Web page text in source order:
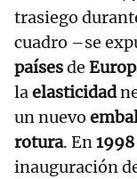
trasiego
cuadro –se
paísesde
laelasticidad
un nuevo
rotura. En1998
inauguración